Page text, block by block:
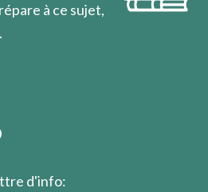
à ce sujet,
d'info: